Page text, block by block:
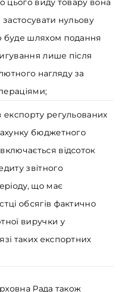
цього виду товару вона
нульову
буде шляхом подання
лише після
нагляду за
експорту регульованих
бюджетного
відсоток
звітного
що має
обсягів фактично
виручки у
таких експортних
Рада також